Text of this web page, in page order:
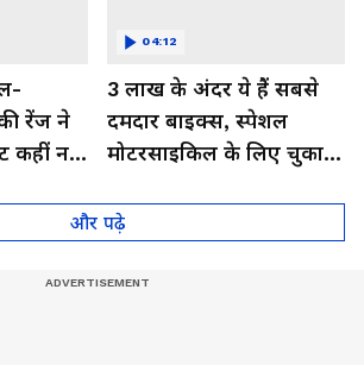
रेंज ने
कहीं नहीं
3 लाख के अंदर ये हैं सबसे
दमदार बाइक्स, स्पेशल
मोटरसाइकिल के लिए चुकाने
ऑप्शन
04:12
और पढ़े